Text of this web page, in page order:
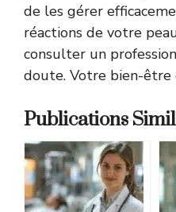
de les gérer
réactions de votre
consulter un
doute. Votre bien-être
Publications